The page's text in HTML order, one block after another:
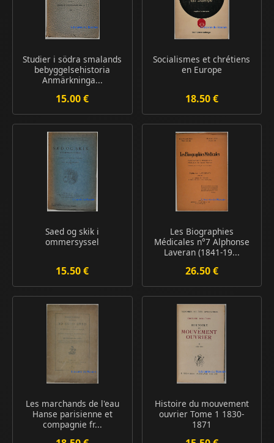
Studier i södra smalands
bebyggelsehistoria
Anmärkninga...
15.00 €
Socialismes et chrétiens
en Europe
18.50 €
Saed og skik i
ommersyssel
15.50 €
Les Biographies
Médicales n°7 Alphonse
Laveran (1841-19...
26.50 €
Les marchands de l'eau
Hanse parisienne et
compagnie fr...
Histoire du mouvement
ouvrier Tome 1 1830-
1871